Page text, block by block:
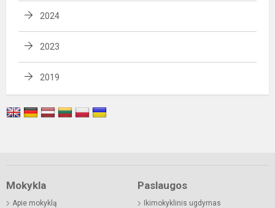
2024
2023
2019
Mokykla
Apie mokyklą
Paslaugos
Ikimokyklinis ugdymas